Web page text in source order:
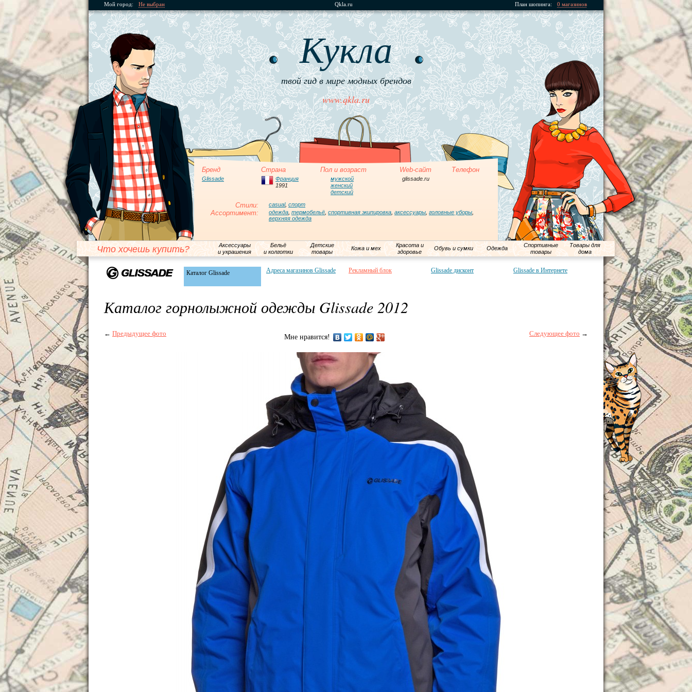
Мой город: Не выбран Qkla.ru План шопинга: 0 магазинов
Кукла
твой гид в мире модных брендов
www.qkla.ru
Бренд Страна Пол и возраст Web-сайт Телефон
Glissade
Франция
1991
мужской
женский
детский
glissade.ru
Стили: casual, спорт
Ассортимент: одежда термобельё спортивная экипировка аксессуары головные уборы
верхняя одежда
Что хочешь купить?
Аксессуары
и украшения
Бельё
и колготки
Детские
товары
Кожа и мех
Красота и
здоровье
Обувь и сумки Одежда
Спортивные
товары
Товары для
дома
Каталог Glissade Адреса магазинов Glissade Рекламный блок Glissade дисконт Glissade в Интернете
Каталог горнолыжной одежды Glissade 2012
← Предыдущее фото Мне нравится! Следующее фото →